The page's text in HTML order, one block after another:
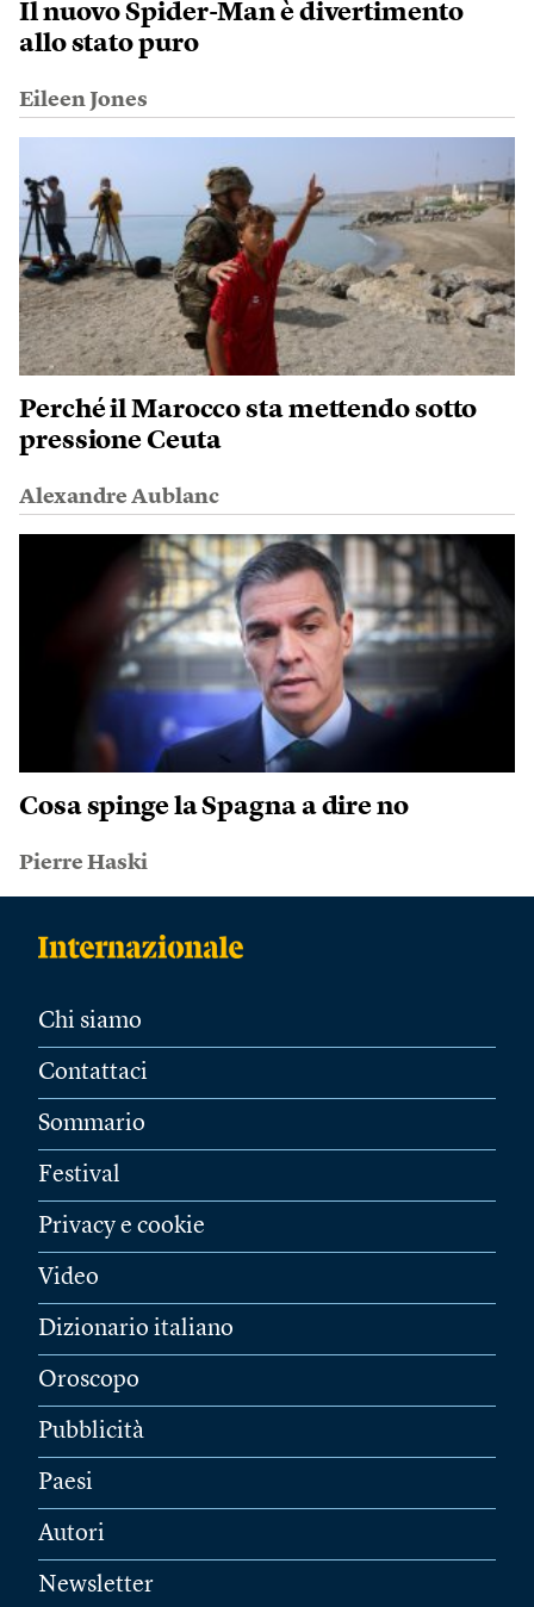
Il nuovo Spider-Man è divertimento
allo stato puro
Eileen Jones
Perché il Marocco sta mettendo sotto
pressione Ceuta
Alexandre Aublanc
Cosa spinge la Spagna a dire no
Pierre Haski
Chi siamo
Contattaci
Sommario
Festival
Privacy e cookie
Video
Dizionario italiano
Oroscopo
Pubblicità
Paesi
Autori
Newsletter